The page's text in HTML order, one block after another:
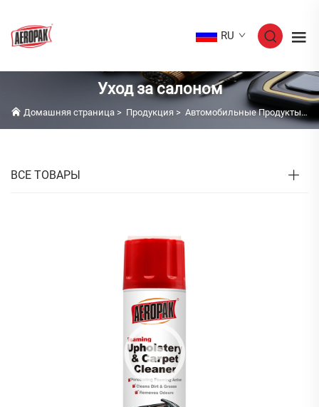
RU
Уход за салоном
Домашняя страница > Продукция > Автомобильные Продукты>
ВСЕ ТОВАРЫ